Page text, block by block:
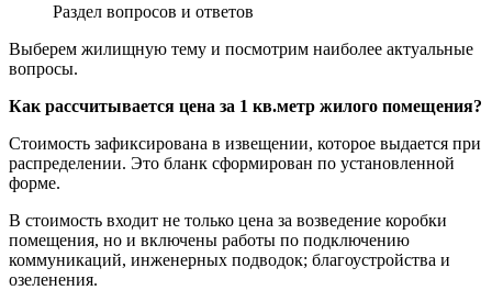
Раздел вопросов и ответов
Выберем жилищную тему и посмотрим наиболее актуальные
вопросы.
Как рассчитывается цена за 1 кв.метр жилого помещения?
Стоимость зафиксирована в извещении, которое выдается при
распределении. Это бланк сформирован по установленной
форме.
В стоимость входит не только цена за возведение коробки
помещения, но и включены работы по подключению
коммуникаций, инженерных подводок; благоустройства и
озеленения.